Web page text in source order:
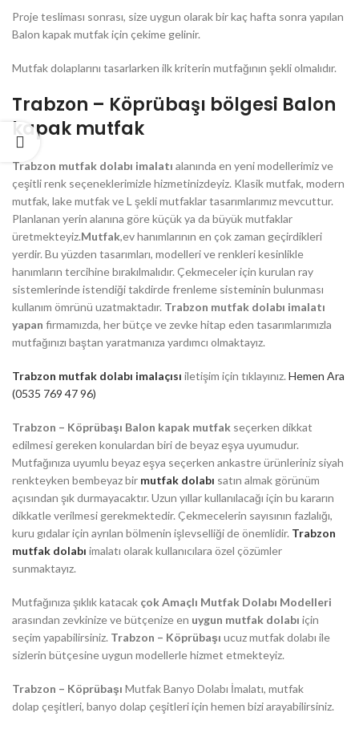
Proje tesliması sonrası, size uygun olarak bir kaç hafta sonra yapılan
Balon kapak mutfak için çekime gelinir.
Mutfak dolaplarını tasarlarken ilk kriterin mutfağının şekli olmalıdır.
Trabzon – Köprübaşı bölgesi Balon
kapak mutfak
Trabzon mutfak dolabı imalatı alanında en yeni modellerimiz ve
çeşitli renk seçeneklerimizle hizmetinizdeyiz. Klasik mutfak, modern
mutfak, lake mutfak ve L şekli mutfaklar tasarımlarımız mevcuttur.
Planlanan yerin alanına göre küçük ya da büyük mutfaklar
üretmekteyiz.Mutfak,ev hanımlarının en çok zaman geçirdikleri
yerdir. Bu yüzden tasarımları, modelleri ve renkleri kesinlikle
hanımların tercihine bırakılmalıdır. Çekmeceler için kurulan ray
sistemlerinde istendiği takdirde frenleme sisteminin bulunması
kullanım ömrünü uzatmaktadır. Trabzon mutfak dolabı imalatı
yapan firmamızda, her bütçe ve zevke hitap eden tasarımlarımızla
mutfağınızı baştan yaratmanıza yardımcı olmaktayız.
Trabzon mutfak dolabı imalaçısı iletişim için tıklayınız. Hemen Ara
(0535 769 47 96)
Trabzon – Köprübaşı Balon kapak mutfak seçerken dikkat
edilmesi gereken konulardan biri de beyaz eşya uyumudur.
Mutfağınıza uyumlu beyaz eşya seçerken ankastre ürünleriniz siyah
renkteyken bembeyaz bir mutfak dolabı satın almak görünüm
açısından şık durmayacaktır. Uzun yıllar kullanılacağı için bu kararın
dikkatle verilmesi gerekmektedir. Çekmecelerin sayısının fazlalığı,
kuru gıdalar için ayrılan bölmenin işlevselliği de önemlidir. Trabzon
mutfak dolabı imalatı olarak kullanıcılara özel çözümler
sunmaktayız.
Mutfağınıza şıklık katacak çok Amaçlı Mutfak Dolabı Modelleri
arasından zevkinize ve bütçenize en uygun mutfak dolabı için
seçim yapabilirsiniz. Trabzon – Köprübaşı ucuz mutfak dolabı ile
sizlerin bütçesine uygun modellerle hizmet etmekteyiz.
Trabzon – Köprübaşı Mutfak Banyo Dolabı İmalatı, mutfak
dolap çeşitleri, banyo dolap çeşitleri için hemen bizi arayabilirsiniz.